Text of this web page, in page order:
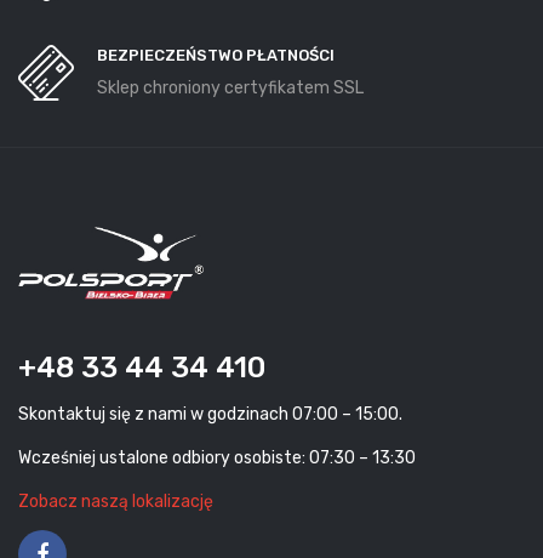
BEZPIECZEŃSTWO PŁATNOŚCI
Sklep chroniony certyfikatem SSL
+48 33 44 34 410
Skontaktuj się z nami w godzinach 07:00 – 15:00.
Wcześniej ustalone odbiory osobiste: 07:30 – 13:30
Zobacz naszą lokalizację